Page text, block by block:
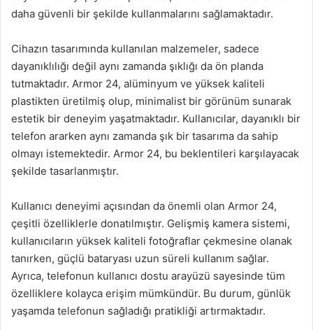
daha güvenli bir şekilde kullanmalarını sağlamaktadır.
Cihazın tasarımında kullanılan malzemeler, sadece
dayanıklılığı değil aynı zamanda şıklığı da ön planda
tutmaktadır. Armor 24, alüminyum ve yüksek kaliteli
plastikten üretilmiş olup, minimalist bir görünüm sunarak
estetik bir deneyim yaşatmaktadır. Kullanıcılar, dayanıklı bir
telefon ararken aynı zamanda şık bir tasarıma da sahip
olmayı istemektedir. Armor 24, bu beklentileri karşılayacak
şekilde tasarlanmıştır.
Kullanıcı deneyimi açısından da önemli olan Armor 24,
çeşitli özelliklerle donatılmıştır. Gelişmiş kamera sistemi,
kullanıcıların yüksek kaliteli fotoğraflar çekmesine olanak
tanırken, güçlü bataryası uzun süreli kullanım sağlar.
Ayrıca, telefonun kullanıcı dostu arayüzü sayesinde tüm
özelliklere kolayca erişim mümkündür. Bu durum, günlük
yaşamda telefonun sağladığı pratikliği artırmaktadır.